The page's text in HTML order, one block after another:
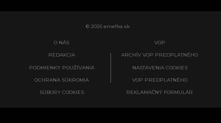
© 2026 emefka.sk
O NÁS
REDAKCIA
PODMIENKY POUŽÍVANIA
OCHRANA SÚKROMIA
SÚBORY COOKIES
VOP
ARCHÍV VOP PREDPLATNÉHO
NASTAVENIA COOKIES
VOP PREDPLATNÉHO
REKLAMAČNÝ FORMULÁR